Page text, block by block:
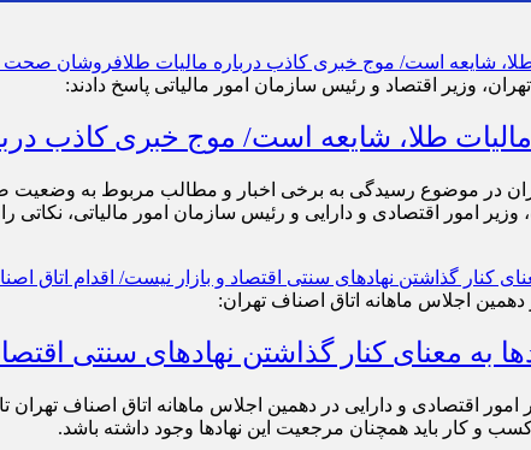
وزیر اقتصاد و رئیس سازمان امور مالیاتی پاسخ دادند:
در موضوع رسیدگی به برخی اخبار و مطالب مربوط به وضعیت
وزیر امور اقتصادی و دارایی و رئیس سازمان امور مالیاتی،
دهمین اجلاس ماهانه اتاق اصناف تهران:
به معنای كنار گذاشتن نهادهای سنتی
اقتصادی و دارایی در دهمین اجلاس ماهانه اتاق اصناف
و کار باید همچنان مرجعیت این نهادها وجود داشته باشد.